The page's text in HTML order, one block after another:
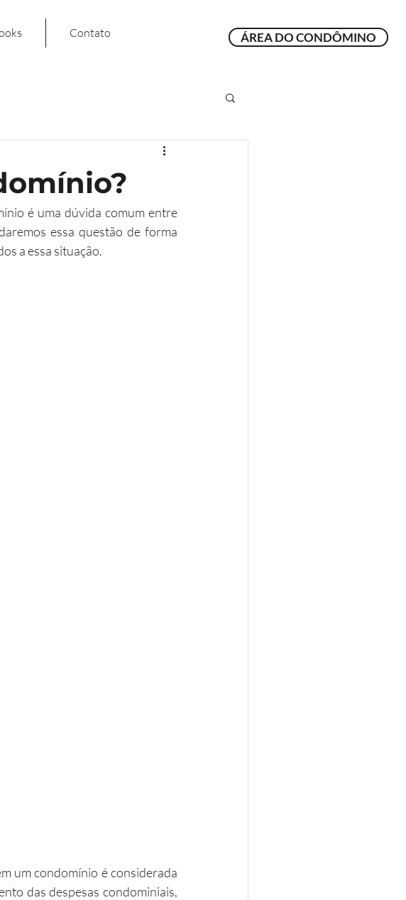
ÁREA DO CONDÔMINO
Contato
é uma dúvida comum entre
essa questão de forma
a essa situação.
um condomínio é considerada
das despesas condominiais,